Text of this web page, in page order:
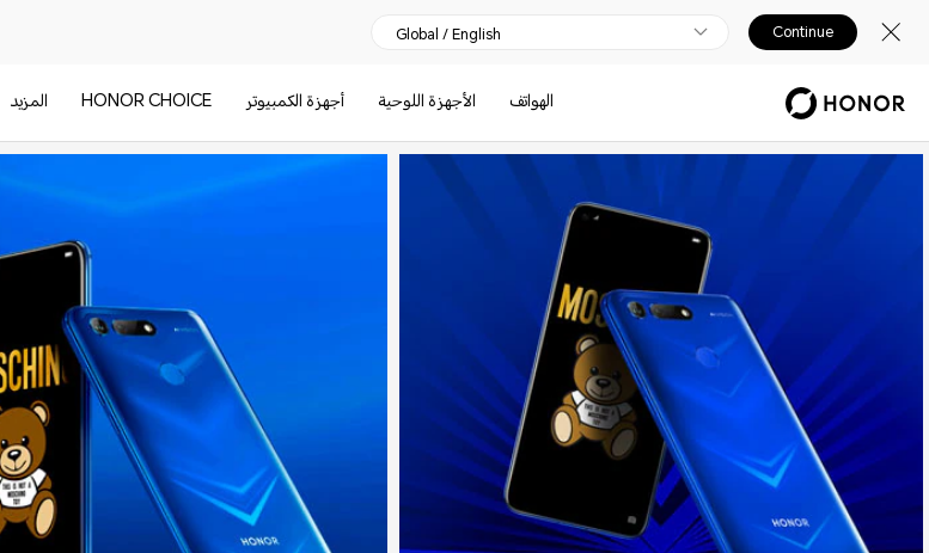
Global / English Continue
الهواتف الأجهزة اللوحية أجهزة الكمبيوتر HONOR CHOICE المزيد